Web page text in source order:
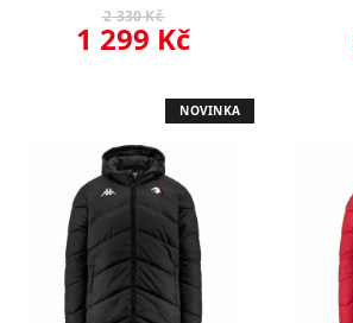
2 330 Kč
1 299 Kč
NOVINKA